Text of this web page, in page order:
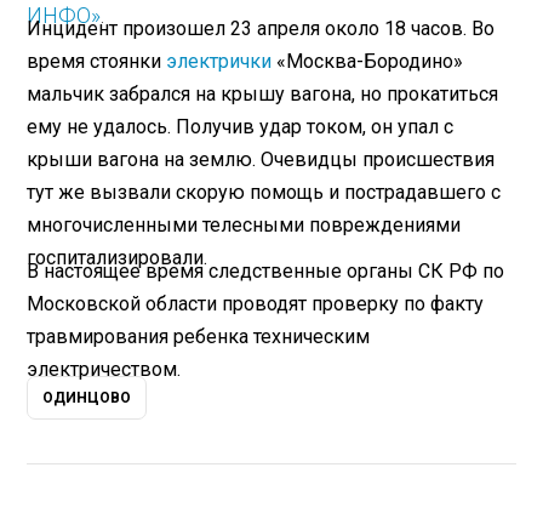
ИНФО»
Инцидент произошел 23 апреля около 18 часов. Во
время стоянки электрички «Москва-Бородино»
мальчик забрался на крышу вагона, но прокатиться
ему не удалось. Получив удар током, он упал с
крыши вагона на землю. Очевидцы происшествия
тут же вызвали скорую помощь и пострадавшего с
многочисленными телесными повреждениями
госпитализировали.
В настоящее время следственные органы СК РФ по
Московской области проводят проверку по факту
травмирования ребенка техническим
электричеством.
ОДИНЦОВО